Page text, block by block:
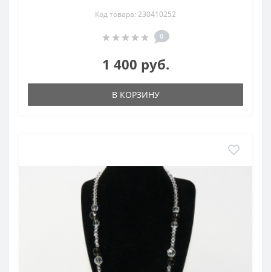
Код товара: 230410252
0
1 400 руб.
В КОРЗИНУ